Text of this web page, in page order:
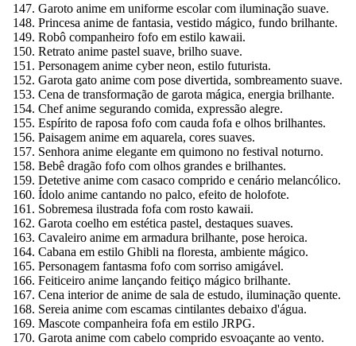
Garoto anime em uniforme escolar com iluminação suave.
Princesa anime de fantasia, vestido mágico, fundo brilhante.
Robô companheiro fofo em estilo kawaii.
Retrato anime pastel suave, brilho suave.
Personagem anime cyber neon, estilo futurista.
Garota gato anime com pose divertida, sombreamento suave.
Cena de transformação de garota mágica, energia brilhante.
Chef anime segurando comida, expressão alegre.
Espírito de raposa fofo com cauda fofa e olhos brilhantes.
Paisagem anime em aquarela, cores suaves.
Senhora anime elegante em quimono no festival noturno.
Bebê dragão fofo com olhos grandes e brilhantes.
Detetive anime com casaco comprido e cenário melancólico.
Ídolo anime cantando no palco, efeito de holofote.
Sobremesa ilustrada fofa com rosto kawaii.
Garota coelho em estética pastel, destaques suaves.
Cavaleiro anime em armadura brilhante, pose heroica.
Cabana em estilo Ghibli na floresta, ambiente mágico.
Personagem fantasma fofo com sorriso amigável.
Feiticeiro anime lançando feitiço mágico brilhante.
Cena interior de anime de sala de estudo, iluminação quente.
Sereia anime com escamas cintilantes debaixo d'água.
Mascote companheira fofa em estilo JRPG.
Garota anime com cabelo comprido esvoaçante ao vento.